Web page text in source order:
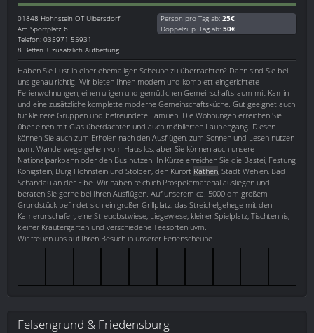
01848 Hohnstein OT Ulbersdorf
Am Sportplatz 6
Telefon: 035971 55931
8 Betten + zusätzlich Aufbettung
Person pro Tag ab: 25€
Doppelzi. p. Tag ab: 50€
Haben Sie Lust in einer ehemaligen Scheune zu übernachten? Dann sind Sie bei
uns genau richtig. Wir bieten Ihnen modern und komplett eingerichtete
Ferienwohnungen, einen urigen und gemütlichen Gemeinschaftsraum mit Kamin
und eine zusätzliche komplette moderne Gemeinschaftsküche. Gut geeignet auch
für kleinere Gruppen und befreundete Familien. Die Wohnungen erreichen Sie
über einen mit Glas überdachten und auch möblierten Laubengang. Diesen
können Sie auch zum Erholen nach den Ausflügen, zum Sonnen und Lesen nutzen
uvm. Wanderwege gehen vom Haus los, aber Sie können auch unsere
Nationalparkbahn oder den Bus nutzen. In Kürze erreichen Sie die Bastei, Festung
Königstein, Burg Hohnstein und Stolpen, den Kurort Rathen , Stadt Wehlen, Bad
Schandau an der Elbe. Wir haben reichlich Prospektmaterial ausliegen und
beraten Sie gerne bei Ihren Ausflügen. Auf unserem ca. 5000 qm großem
Grundstück befindet sich ein großer Grillplatz, das Streichelgehege mit den
Kamerunschafen, eine Streuobstwiese, Liegewiese, kleiner Spielplatz, Tischtennis,
kleiner Kräutergarten und verschiedene Teesorten uvm.
Wir freuen uns auf Ihren Besuch in unserer Ferienscheune.
Felsengrund & Friedensburg